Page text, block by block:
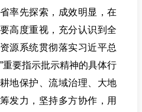
率先探索，成效明显，在
要高度重视 ，充分认识到全
源系统贯彻落实习近平总
重要指示批示精神的具体行
地保护、流域治理、大地
发力 ，坚持多方协作，用